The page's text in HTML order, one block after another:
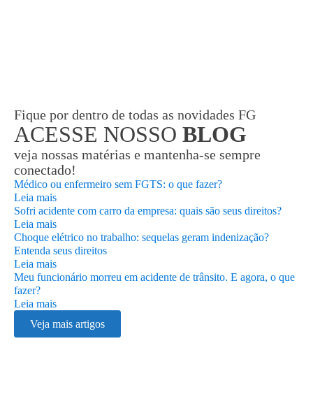
Fique por dentro de todas as novidades FG
ACESSE NOSSO BLOG
veja nossas matérias e mantenha-se sempre
conectado!
Médico ou enfermeiro sem FGTS: o que fazer?
Leia mais
Sofri acidente com carro da empresa: quais são seus direitos?
Leia mais
Choque elétrico no trabalho: sequelas geram indenização?
Entenda seus direitos
Leia mais
Meu funcionário morreu em acidente de trânsito. E agora, o que
fazer?
Leia mais
Veja mais artigos